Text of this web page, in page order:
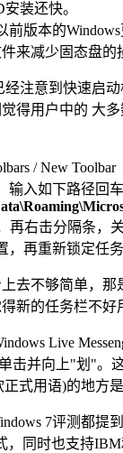
装还快。
前版本的
来减少固态盘的
经注意到快速启
得用户中的 大
/ New Toolbar
入如下路径回车
再右击分隔条，
再重新锁定任务
去不够简单，
新的任务栏不好
Live
击并向上"划"。
式用语)的地方
7评测都提
，同时也支持IBM